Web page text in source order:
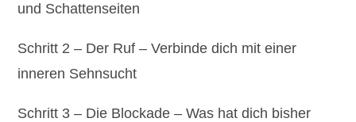
und Schattenseiten
Schritt 2 – Der Ruf – Verbinde dich mit einer
inneren Sehnsucht
Schritt 3 – Die Blockade – Was hat dich bisher